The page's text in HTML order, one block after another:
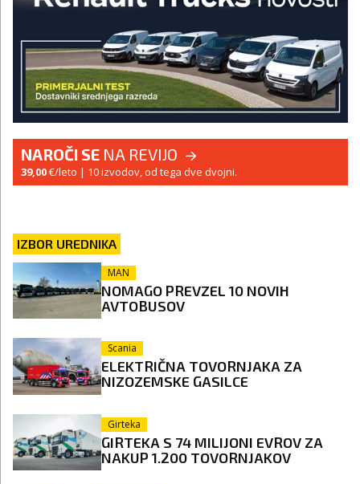
NAROČI SE NA REVIJO
39,00€/leto | 10 izvodov, od tega dve dvojni.
IZBOR UREDNIKA
MAN
NOMAGO PREVZEL 10 NOVIH
AVTOBUSOV
Scania
ELEKTRIČNA TOVORNJAKA ZA
NIZOZEMSKE GASILCE
Girteka
GIRTEKA S 74 MILIJONI EVROV ZA
NAKUP 1.200 TOVORNJAKOV